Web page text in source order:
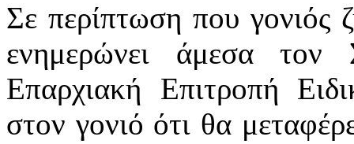
Σε περίπτωση που γονιός
ενημερώνει άμεσα τον
Επαρχιακή Επιτροπή
στον γονιό ότι θα